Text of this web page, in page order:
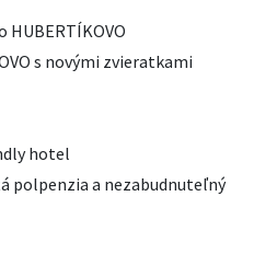
s novými zvieratkami
hotel
polpenzia a nezabudnuteľný